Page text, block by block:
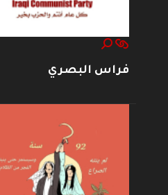
فراس البصري